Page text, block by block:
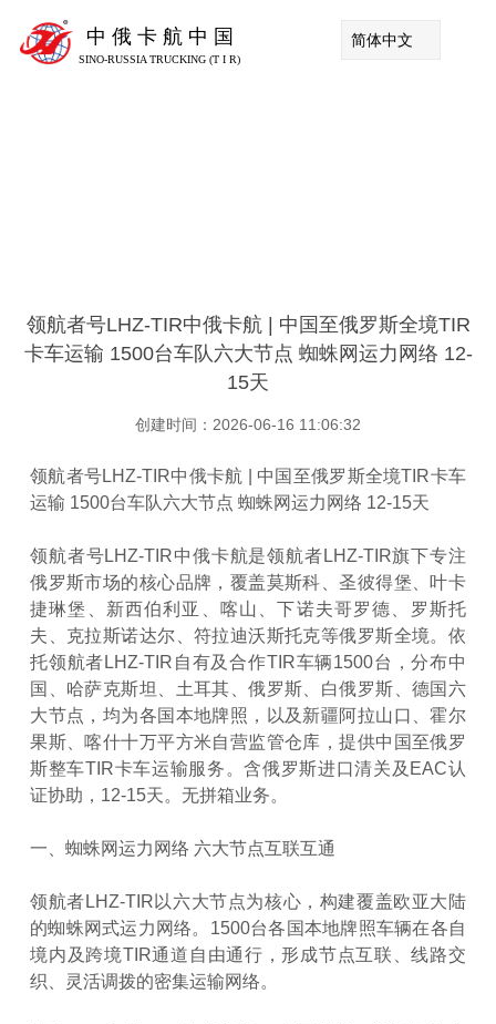
中 俄 卡 航 中 国
SINO-RUSSIA TRUCKING (T I R)
简体中文
领航者号LHZ-TIR中俄卡航 | 中国至俄罗斯全境TIR
卡车运输 1500台车队六大节点 蜘蛛网运力网络 12-
15天
创建时间：2026-06-16 11:06:32
领航者号LHZ-TIR中俄卡航 | 中国至俄罗斯全境TIR卡车
运输 1500台车队六大节点 蜘蛛网运力网络 12-15天
领航者号LHZ-TIR中俄卡航是领航者LHZ-TIR旗下专注
俄罗斯市场的核心品牌，覆盖莫斯科、圣彼得堡、叶卡
捷琳堡、新西伯利亚、喀山、下诺夫哥罗德、罗斯托
夫、克拉斯诺达尔、符拉迪沃斯托克等俄罗斯全境。依
托领航者LHZ-TIR自有及合作TIR车辆1500台，分布中
国、哈萨克斯坦、土耳其、俄罗斯、白俄罗斯、德国六
大节点，均为各国本地牌照，以及新疆阿拉山口、霍尔
果斯、喀什十万平方米自营监管仓库，提供中国至俄罗
斯整车TIR卡车运输服务。含俄罗斯进口清关及EAC认
证协助，12-15天。无拼箱业务。
一、蜘蛛网运力网络 六大节点互联互通
领航者LHZ-TIR以六大节点为核心，构建覆盖欧亚大陆
的蜘蛛网式运力网络。1500台各国本地牌照车辆在各自
境内及跨境TIR通道自由通行，形成节点互联、线路交
织、灵活调拨的密集运输网络。